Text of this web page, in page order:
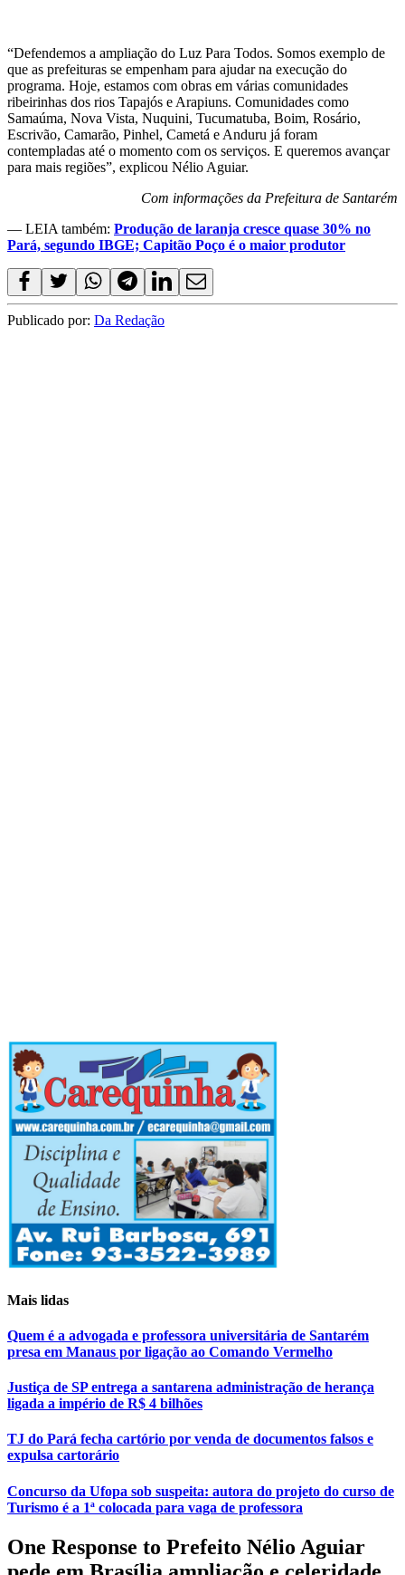
“Defendemos a ampliação do Luz Para Todos. Somos exemplo de
que as prefeituras se empenham para ajudar na execução do
programa. Hoje, estamos com obras em várias comunidades
ribeirinhas dos rios Tapajós e Arapiuns. Comunidades como
Samaúma, Nova Vista, Nuquini, Tucumatuba, Boim, Rosário,
Escrivão, Camarão, Pinhel, Cametá e Anduru já foram
contempladas até o momento com os serviços. E queremos avançar
para mais regiões”, explicou Nélio Aguiar.
Com informações da Prefeitura de Santarém
— LEIA também: Produção de laranja cresce quase 30% no
Pará, segundo IBGE; Capitão Poço é o maior produtor
Publicado por: Da Redação
Mais lidas
Quem é a advogada e professora universitária de Santarém
presa em Manaus por ligação ao Comando Vermelho
Justiça de SP entrega a santarena administração de herança
ligada a império de R$ 4 bilhões
TJ do Pará fecha cartório por venda de documentos falsos e
expulsa cartorário
Concurso da Ufopa sob suspeita: autora do projeto do curso de
Turismo é a 1ª colocada para vaga de professora
One Response to Prefeito Nélio Aguiar